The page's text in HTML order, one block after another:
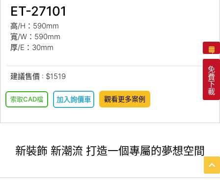
ET-27101
高/H：590mm
寬/W：590mm
厚/E：30mm
建議售價 : $1519
索取CAD檔 加入詢價車 觀看更多案例
免
費
下
載
新裝飾 新潮流 打造一個專屬的夢想空間